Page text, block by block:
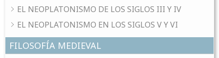
EL NEOPLATONISMO DE LOS SIGLOS III Y IV
EL NEOPLATONISMO EN LOS SIGLOS V Y VI
FILOSOFÍA MEDIEVAL